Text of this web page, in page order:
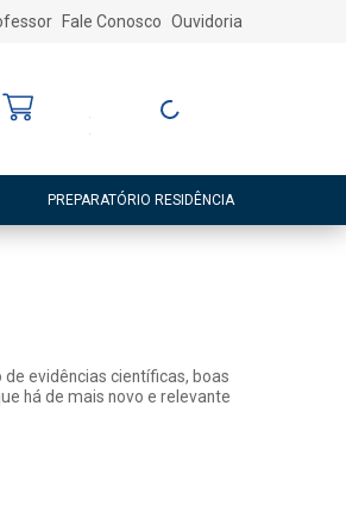
Fale Conosco Ouvidoria
Entre ou Cadastre-
PREPARATÓRIO RESIDÊNCIA
evidências científicas, boas
há de mais novo e relevante